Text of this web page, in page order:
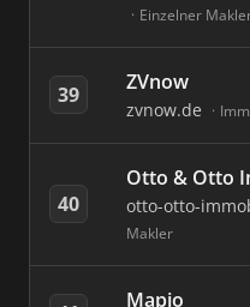
Einzelner
39 ZVnow
zvnow.de
40
Otto & Otto
otto-otto-
Makler
Mapio